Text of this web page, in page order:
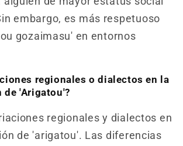
embargo, es más respetuoso
gozaimasu' en entornos
regionales o dialectos en la
'Arigatou'?
regionales y dialectos en
de 'arigatou'. Las diferencias